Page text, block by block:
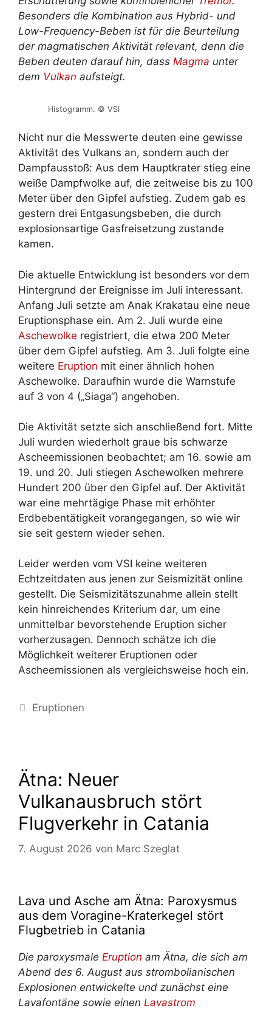
Besonders die Kombination aus Hybrid- und
Low-Frequency-Beben ist für die Beurteilung
der magmatischen Aktivität relevant, denn die
Beben deuten darauf hin, dass Magma unter
dem Vulkan aufsteigt.
Histogramm. © VSI
Nicht nur die Messwerte deuten eine gewisse
Aktivität des Vulkans an, sondern auch der
Dampfausstoß: Aus dem Hauptkrater stieg eine
weiße Dampfwolke auf, die zeitweise bis zu 100
Meter über den Gipfel aufstieg. Zudem gab es
gestern drei Entgasungsbeben, die durch
explosionsartige Gasfreisetzung zustande
kamen.
Die aktuelle Entwicklung ist besonders vor dem
Hintergrund der Ereignisse im Juli interessant.
Anfang Juli setzte am Anak Krakatau eine neue
Eruptionsphase ein. Am 2. Juli wurde eine
Aschewolke registriert, die etwa 200 Meter
über dem Gipfel aufstieg. Am 3. Juli folgte eine
weitere Eruption mit einer ähnlich hohen
Aschewolke. Daraufhin wurde die Warnstufe
auf 3 von 4 („Siaga“) angehoben.
Die Aktivität setzte sich anschließend fort. Mitte
Juli wurden wiederholt graue bis schwarze
Ascheemissionen beobachtet; am 16. sowie am
19. und 20. Juli stiegen Aschewolken mehrere
Hundert 200 über den Gipfel auf. Der Aktivität
war eine mehrtägige Phase mit erhöhter
Erdbebentätigkeit vorangegangen, so wie wir
sie seit gestern wieder sehen.
Leider werden vom VSI keine weiteren
Echtzeitdaten aus jenen zur Seismizität online
gestellt. Die Seismizitätszunahme allein stellt
kein hinreichendes Kriterium dar, um eine
unmittelbar bevorstehende Eruption sicher
vorherzusagen. Dennoch schätze ich die
Möglichkeit weiterer Eruptionen oder
Ascheemissionen als vergleichsweise hoch ein.
Kategorien
Eruptionen
Ätna: Neuer
Vulkanausbruch stört
Flugverkehr in Catania
7. August 2026 von Marc Szeglat
Lava und Asche am Ätna: Paroxysmus
aus dem Voragine-Kraterkegel stört
Flugbetrieb in Catania
Die paroxysmale Eruption am Ätna, die sich am
Abend des 6. August aus strombolianischen
Explosionen entwickelte und zunächst eine
Lavafontäne sowie einen Lavastrom